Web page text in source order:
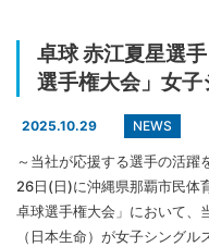
卓球 赤江夏星選
選手権大会」女子
2025.10.29 NEWS
～当社が応援する選手の活
26日(日)に沖縄県那覇市民体
卓球選手権大会」において、
（日本生命）が女子シング